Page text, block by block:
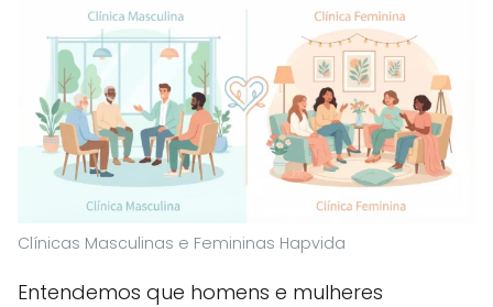
Clínicas Masculinas e Femininas Hapvida
Entendemos que homens e mulheres